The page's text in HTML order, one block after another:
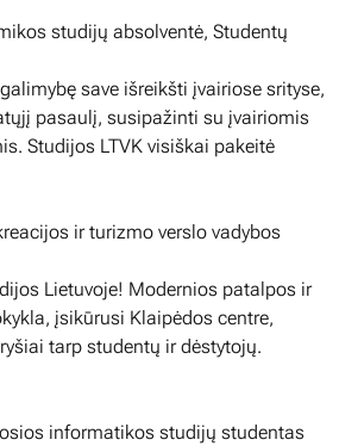
studijų absolventė, Studentų
save išreikšti įvairiose srityse,
pasaulį, susipažinti su įvairiomis
Studijos LTVK visiškai pakeitė
ir turizmo verslo vadybos
Lietuvoje! Modernios patalpos ir
įsikūrusi Klaipėdos centre,
tarp studentų ir dėstytojų.
informatikos studijų studentas